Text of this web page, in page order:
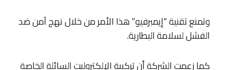
وتمنع تقنية “إيمبرفيو” هذا الأمر من خلال نهج آمن ضد
الفشل لسلامة البطارية.
كما زعمت الشركة أن تركيبة الإلكتروليت السائلة الخاصة